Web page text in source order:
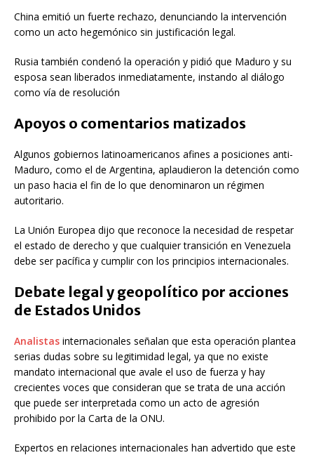
China emitió un fuerte rechazo, denunciando la intervención
como un acto hegemónico sin justificación legal.
Rusia también condenó la operación y pidió que Maduro y su
esposa sean liberados inmediatamente, instando al diálogo
como vía de resolución
Apoyos o comentarios matizados
Algunos gobiernos latinoamericanos afines a posiciones anti-
Maduro, como el de Argentina, aplaudieron la detención como
un paso hacia el fin de lo que denominaron un régimen
autoritario.
La Unión Europea dijo que reconoce la necesidad de respetar
el estado de derecho y que cualquier transición en Venezuela
debe ser pacífica y cumplir con los principios internacionales.
Debate legal y geopolítico por acciones
de Estados Unidos
Analistas internacionales señalan que esta operación plantea
serias dudas sobre su legitimidad legal, ya que no existe
mandato internacional que avale el uso de fuerza y hay
crecientes voces que consideran que se trata de una acción
que puede ser interpretada como un acto de agresión
prohibido por la Carta de la ONU.
Expertos en relaciones internacionales han advertido que este